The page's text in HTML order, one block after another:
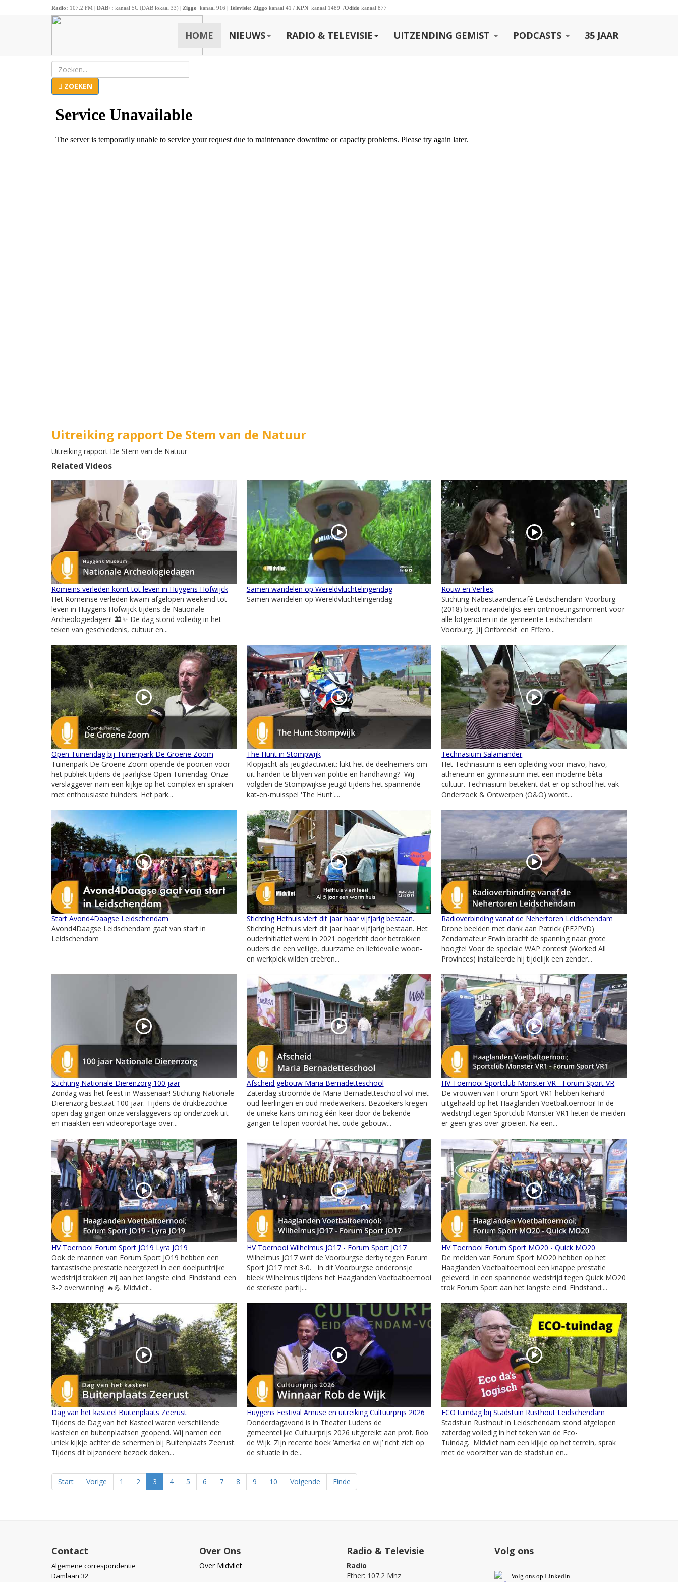
Radio: 107.2 FM | DAB+: kanaal 5C (DAB lokaal 33) | Ziggo kanaal 916 | Televisie: Ziggo kanaal 41 / KPN kanaal 1489 /Odido kanaal 877
HOME NIEUWS RADIO & TELEVISIE UITZENDING GEMIST PODCASTS 35 JAAR
ZOEKEN
Uitreiking rapport De Stem van de Natuur
Uitreiking rapport De Stem van de Natuur
Related Videos
Romeins verleden komt tot leven in Huygens Hofwijck
Het Romeinse verleden kwam afgelopen weekend tot
leven in Huygens Hofwijck tijdens de Nationale
Archeologiedagen! 🏛️✨ De dag stond volledig in het
teken van geschiedenis, cultuur en...
Samen wandelen op Wereldvluchtelingendag
Samen wandelen op Wereldvluchtelingendag
Rouw en Verlies
Stichting Nabestaandencafé Leidschendam-Voorburg
(2018) biedt maandelijks een ontmoetingsmoment voor
alle lotgenoten in de gemeente Leidschendam-
Voorburg. 'Jij Ontbreekt' en Effero...
Open Tuinendag bij Tuinenpark De Groene Zoom
Tuinenpark De Groene Zoom opende de poorten voor
het publiek tijdens de jaarlijkse Open Tuinendag. Onze
verslaggever nam een kijkje op het complex en spraken
met enthousiaste tuinders. Het park...
The Hunt in Stompwijk
Klopjacht als jeugdactiviteit: lukt het de deelnemers om
uit handen te blijven van politie en handhaving? Wij
volgden de Stompwijkse jeugd tijdens het spannende
kat-en-muisspel 'The Hunt'....
Technasium Salamander
Het Technasium is een opleiding voor mavo, havo,
atheneum en gymnasium met een moderne bèta-
cultuur. Technasium betekent dat er op school het vak
Onderzoek & Ontwerpen (O&O) wordt...
Start Avond4Daagse Leidschendam
Avond4Daagse Leidschendam gaat van start in
Leidschendam
Stichting Hethuis viert dit jaar haar vijfjarig bestaan.
Stichting Hethuis viert dit jaar haar vijfjarig bestaan. Het
ouderinitiatief werd in 2021 opgericht door betrokken
ouders die een veilige, duurzame en liefdevolle woon-
en werkplek wilden creëren...
Radioverbinding vanaf de Nehertoren Leidschendam
Drone beelden met dank aan Patrick (PE2PVD)
Zendamateur Erwin bracht de spanning naar grote
hoogte! Voor de speciale WAP contest (Worked All
Provinces) installeerde hij tijdelijk een zender...
Stichting Nationale Dierenzorg 100 jaar
Zondag was het feest in Wassenaar! Stichting Nationale
Dierenzorg bestaat 100 jaar. Tijdens de drukbezochte
open dag gingen onze verslaggevers op onderzoek uit
en maakten een videoreportage over...
Afscheid gebouw Maria Bernadetteschool
Zaterdag stroomde de Maria Bernadetteschool vol met
oud-leerlingen en oud-medewerkers. Bezoekers kregen
de unieke kans om nog één keer door de bekende
gangen te lopen voordat het oude gebouw...
HV Toernooi Sportclub Monster VR - Forum Sport VR
De vrouwen van Forum Sport VR1 hebben keihard
uitgehaald op het Haaglanden Voetbaltoernooi! In de
wedstrijd tegen Sportclub Monster VR1 lieten de meiden
er geen gras over groeien. Na een...
HV Toernooi Forum Sport JO19 Lyra JO19
Ook de mannen van Forum Sport JO19 hebben een
fantastische prestatie neergezet! In een doelpuntrijke
wedstrijd trokken zij aan het langste eind. Eindstand: een
3-2 overwinning! 🔥💪 Midvliet...
HV Toernooi Wilhelmus JO17 - Forum Sport JO17
Wilhelmus JO17 wint de Voorburgse derby tegen Forum
Sport JO17 met 3-0. In dit Voorburgse onderonsje
bleek Wilhelmus tijdens het Haaglanden Voetbaltoernooi
de sterkste partij....
HV Toernooi Forum Sport MO20 - Quick MO20
De meiden van Forum Sport MO20 hebben op het
Haaglanden Voetbaltoernooi een knappe prestatie
geleverd. In een spannende wedstrijd tegen Quick MO20
trok Forum Sport aan het langste eind. Eindstand:...
Dag van het kasteel Buitenplaats Zeerust
Tijdens de Dag van het Kasteel waren verschillende
kastelen en buitenplaatsen geopend. Wij namen een
uniek kijkje achter de schermen bij Buitenplaats Zeerust.
Tijdens dit bijzondere bezoek doken...
Huygens Festival Amuse en uitreiking Cultuurprijs 2026
Donderdagavond is in Theater Ludens de
gemeentelijke Cultuurprijs 2026 uitgereikt aan prof. Rob
de Wijk. Zijn recente boek ’Amerika en wij’ richt zich op
de situatie in de...
ECO tuindag bij Stadstuin Rusthout Leidschendam
Stadstuin Rusthout in Leidschendam stond afgelopen
zaterdag volledig in het teken van de Eco-
Tuindag. Midvliet nam een kijkje op het terrein, sprak
met de voorzitter van de stadstuin en...
Start Vorige 1 2 3 4 5 6 7 8 9 10 Volgende Einde
Contact
Algemene correspondentie
Damlaan 32
Over Ons
Over Midvliet
Radio & Televisie
Radio
Ether: 107.2 Mhz
Volg ons
Volg ons op LinkedIn